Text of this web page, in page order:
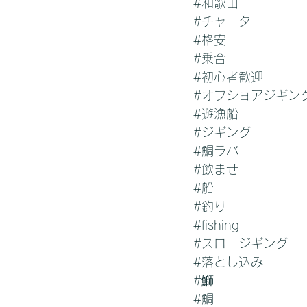
#和歌山
#チャーター
#格安
#乗合
#初心者歓迎
#オフショアジギン
#遊漁船
#ジギング
#鯛ラバ
#飲ませ
#船
#釣り
#fishing
#スロージギング
#落とし込み
#鰤
#鯛